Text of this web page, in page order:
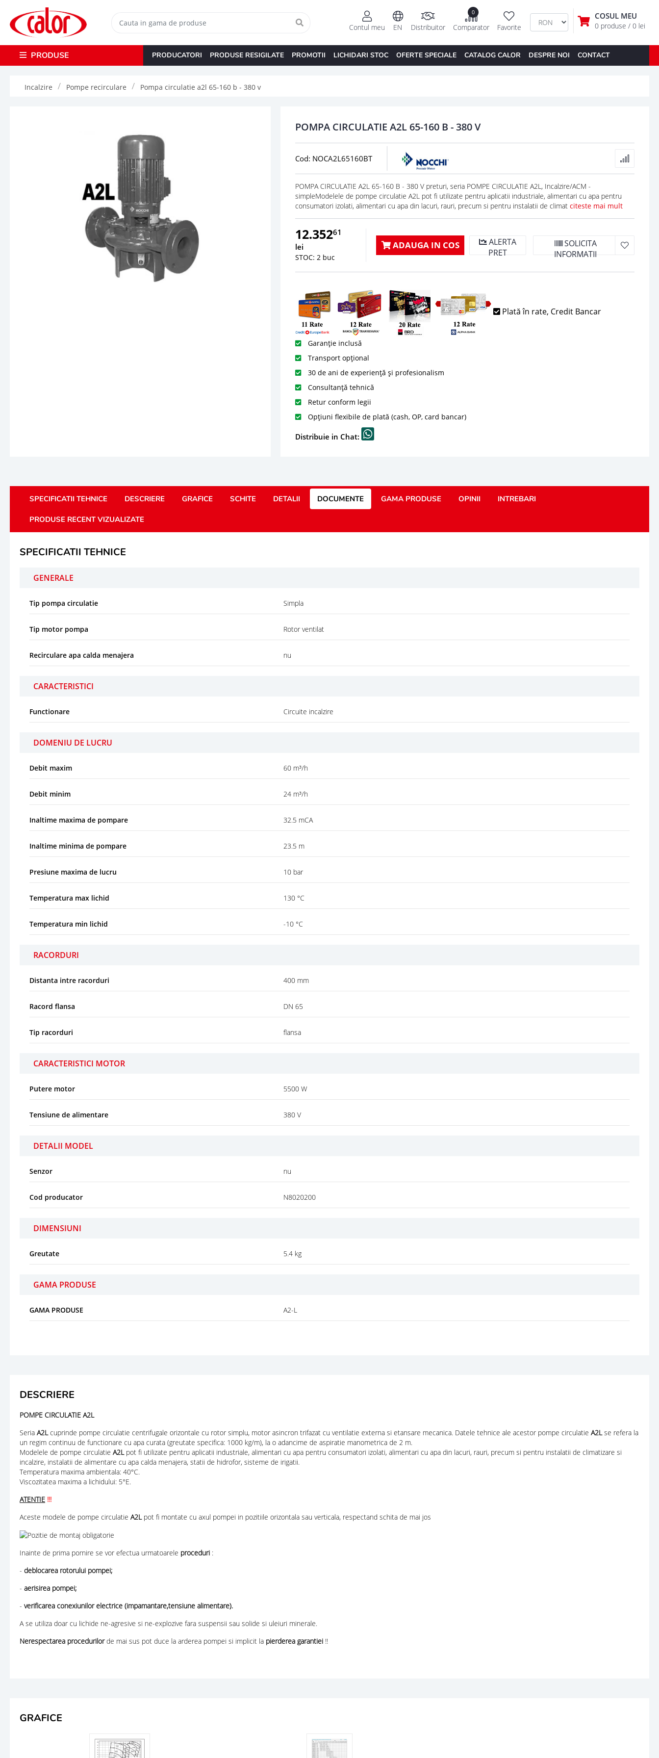
COSUL MEU
0 produse / 0 lei
Favorite
0
Comparator
Distribuitor
EN
Contul meu
PRODUSE PRODUCATORI PRODUSE RESIGILATE PROMOTII LICHIDARI STOC OFERTE SPECIALE CATALOG CALOR DESPRE NOI CONTACT
Incalzire Pompe recirculare Pompa circulatie a2l 65-160 b - 380 v
POMPA CIRCULATIE A2L 65-160 B - 380 V
Cod: NOCA2L65160BT
POMPA CIRCULATIE A2L 65-160 B - 380 V preturi, seria POMPE CIRCULATIE A2L, Incalzire/ACM -
simpleModelele de pompe circulatie A2L pot fi utilizate pentru aplicatii industriale, alimentari cu apa pentru
consumatori izolati, alimentari cu apa din lacuri, rauri, precum si pentru instalatii de climat citeste mai mult
12.35261
lei
STOC: 2 buc
ADAUGA IN COS
ALERTA
PRET
SOLICITA
INFORMATII
Plată în rate, Credit Bancar
Garanție inclusă
Transport opțional
30 de ani de experiență și profesionalism
Consultanță tehnică
Retur conform legii
Opțiuni flexibile de plată (cash, OP, card bancar)
Distribuie in Chat:
SPECIFICATII TEHNICE DESCRIERE GRAFICE SCHITE DETALII DOCUMENTE GAMA PRODUSE OPINII INTREBARI
PRODUSE RECENT VIZUALIZATE
SPECIFICATII TEHNICE
GENERALE
Tip pompa circulatie Simpla
Tip motor pompa Rotor ventilat
Recirculare apa calda menajera nu
CARACTERISTICI
Functionare Circuite incalzire
DOMENIU DE LUCRU
Debit maxim 60 m³/h
Debit minim 24 m³/h
Inaltime maxima de pompare 32.5 mCA
Inaltime minima de pompare 23.5 m
Presiune maxima de lucru 10 bar
Temperatura max lichid 130 °C
Temperatura min lichid -10 °C
RACORDURI
Distanta intre racorduri 400 mm
Racord flansa DN 65
Tip racorduri flansa
CARACTERISTICI MOTOR
Putere motor 5500 W
Tensiune de alimentare 380 V
DETALII MODEL
Senzor nu
Cod producator N8020200
DIMENSIUNI
Greutate 5.4 kg
GAMA PRODUSE
GAMA PRODUSE A2-L
DESCRIERE
POMPE CIRCULATIE A2L
Seria A2Lcuprinde pompe circulatie centrifugale orizontale cu rotor simplu, motor asincron trifazat cu ventilatie externa si etansare mecanica. Datele tehnice ale acestor pompe circulatie A2Lse refera la
un regim continuu de functionare cu apa curata (greutate specifica: 1000 kg/m), la o adancime de aspiratie manometrica de 2 m.
Modelele de pompe circulatie A2L pot fi utilizate pentru aplicatii industriale, alimentari cu apa pentru consumatori izolati, alimentari cu apa din lacuri, rauri, precum si pentru instalatii de climatizare si
incalzire, instalatii de alimentare cu apa calda menajera, statii de hidrofor, sisteme de irigatii.
Temperatura maxima ambientala: 40°C.
Viscozitatea maxima a lichidului: 5°E.
ATENTIE !!!
Aceste modele de pompe circulatie A2L pot fi montate cu axul pompei in pozitiile orizontala sau verticala, respectand schita de mai jos
Inainte de prima pornire se vor efectua urmatoarele proceduri :
- deblocarea rotorului pompei;
- aerisirea pompei;
- verificarea conexiunilor electrice (impamantare,tensiune alimentare).
A se utiliza doar cu lichide ne-agresive si ne-explozive fara suspensii sau solide si uleiuri minerale.
Nerespectarea procedurilorde mai sus pot duce la arderea pompei si implicit la pierderea garantiei !!
GRAFICE